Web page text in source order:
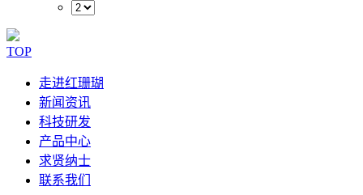
TOP
走进红珊瑚
新闻资讯
科技研发
产品中心
求贤纳士
联系我们